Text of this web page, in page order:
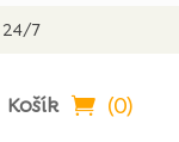
7
Košík (0)